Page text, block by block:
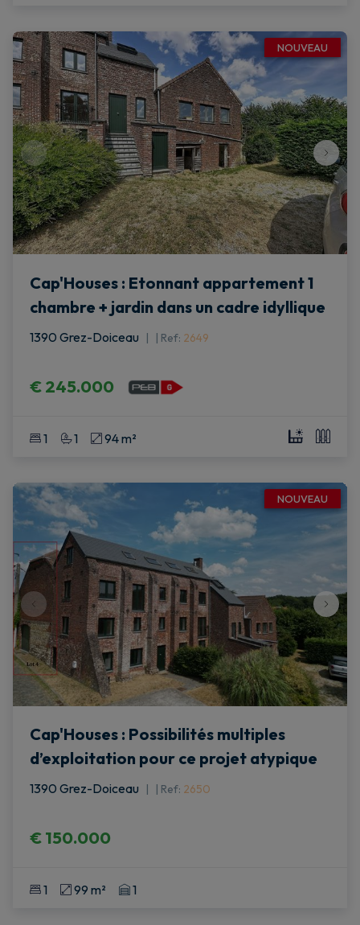
NOUVEAU
Cap'Houses : Etonnant appartement 1
chambre + jardin dans un cadre idyllique
1390 Grez-Doiceau Ref: 2649
€ 245.000
1 1 94 m²
NOUVEAU
Cap'Houses : Possibilités multiples
d’exploitation pour ce projet atypique
1390 Grez-Doiceau Ref: 2650
€ 150.000
1 99 m² 1